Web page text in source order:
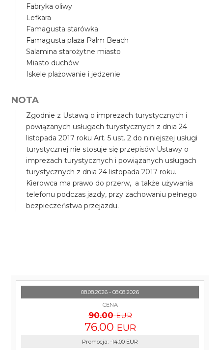
Fabryka oliwy
Lefkara
Famagusta starówka
Famagusta plaża Palm Beach
Salamina starożytne miasto
Miasto duchów
Iskele plażowanie i jedzenie
NOTA
Zgodnie z Ustawą o imprezach turystycznych i
powiązanych usługach turystycznych z dnia 24
listopada 2017 roku Art. 5 ust. 2 do niniejszej usługi
turystycznej nie stosuje się przepisów Ustawy o
imprezach turystycznych i powiązanych usługach
turystycznych z dnia 24 listopada 2017 roku.
Kierowca ma prawo do przerw, a także używania
telefonu podczas jazdy, przy zachowaniu pełnego
bezpieczeństwa przejazdu.
08.08.2026 - 08.08.2026
CENA
90.00 EUR
76.00 EUR
Promocja: -14.00 EUR